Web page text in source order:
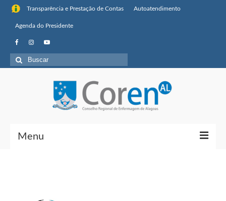
Transparência e Prestação de Contas Autoatendimento
Agenda do Presidente
Menu